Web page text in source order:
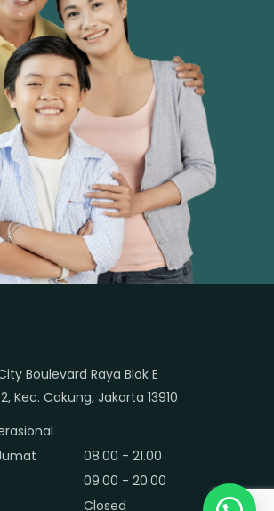
Boulevard Raya Blok E
Kec. Cakung, Jakarta 13910
08.00 - 21.00
09.00 - 20.00
Closed